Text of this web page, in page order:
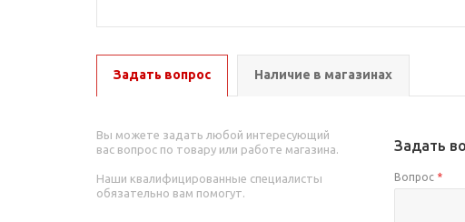
Задать вопрос Наличие в магазинах
Вы можете задать любой интересующий
вас вопрос по товару или работе магазина.
Наши квалифицированные специалисты
обязательно вам помогут.
Задать
Вопрос *